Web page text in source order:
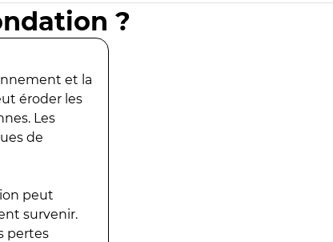
?
et la
éroder les
Les
de
peut
survenir.
pertes